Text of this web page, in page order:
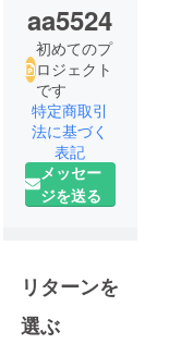
aa5524
初めてのプ
ロジェクト
です
特定商取引
法に基づく
表記
メッセー
ジを送る
リターンを
選ぶ